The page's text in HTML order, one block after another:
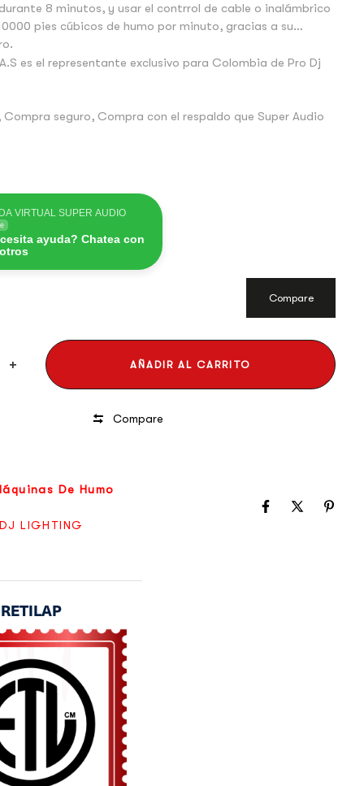
8 minutos, y usar el contrrol de cable o inalámbrico
pies cúbicos de humo por minuto, gracias a su
es el representante exclusivo para Colombia de Pro Dj
seguro, Compra con el respaldo que Super Audio
VIRTUAL SUPER AUDIO
ayuda? Chatea con
Compare
AÑADIR AL CARRITO
Compare
De Humo
LIGHTING